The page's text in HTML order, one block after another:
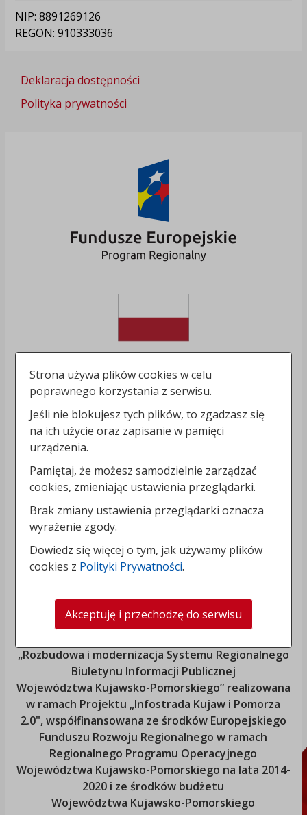
NIP: 8891269126
REGON: 910333036
Deklaracja dostępności
Polityka prywatności
„Rozbudowa i modernizacja Systemu Regionalnego
Biuletynu Informacji Publicznej
Województwa Kujawsko-Pomorskiego” realizowana
w ramach Projektu „Infostrada Kujaw i Pomorza
2.0", współfinansowana ze środków Europejskiego
Funduszu Rozwoju Regionalnego w ramach
Regionalnego Programu Operacyjnego
Województwa Kujawsko-Pomorskiego na lata 2014-
2020 i ze środków budżetu
Województwa Kujawsko-Pomorskiego
Strona używa plików cookies w celu
poprawnego korzystania z serwisu.
Jeśli nie blokujesz tych plików, to zgadzasz się
na ich użycie oraz zapisanie w pamięci
urządzenia.
Pamiętaj, że możesz samodzielnie zarządzać
cookies, zmieniając ustawienia przeglądarki.
Brak zmiany ustawienia przeglądarki oznacza
wyrażenie zgody.
Dowiedz się więcej o tym, jak używamy plików
cookies z Polityki Prywatności.
Akceptuję i przechodzę do serwisu